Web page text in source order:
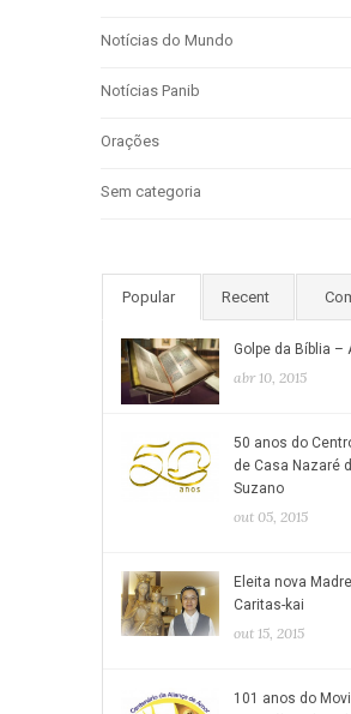
Notícias do Mundo
Notícias Panib
Orações
Sem categoria
Popular Recent
Golpe da Bíblia –
abr 10, 2015
50 anos do
de Casa Nazaré
Suzano
out 05, 2015
Eleita nova
Caritas-kai
out 15, 2015
101 anos do